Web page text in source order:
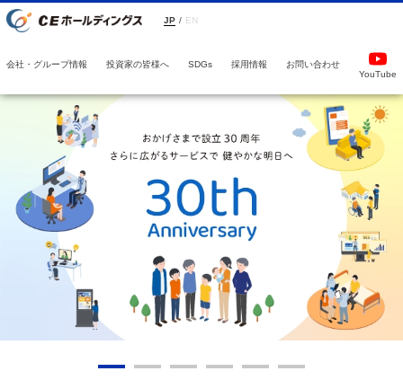
JP / EN
会社・グループ情報 投資家の皆様へ SDGs 採用情報
お問い合わせ
YouTube
1 2 3 4 5 6